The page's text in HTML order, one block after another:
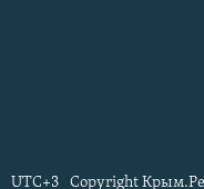
Copyright
UTC+3